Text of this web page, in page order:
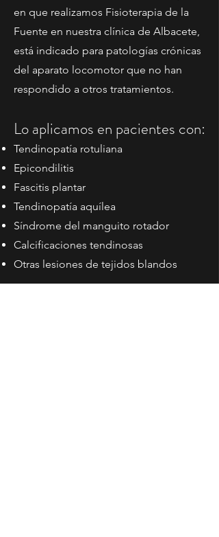
en que realizamos Fisioterapia de la
Fuente en nuestra clínica de Albacete,
está indicado para patologías crónicas
del aparato locomotor que no han
respondido a otros tratamientos.
Lo aplicamos en pacientes con:
Tendinopatía rotuliana
Epicondilitis
Fascitis plantar
Tendinopatía aquílea
Síndrome del manguito rotador
Calcificaciones tendinosas
Otras lesiones de tejidos blandos